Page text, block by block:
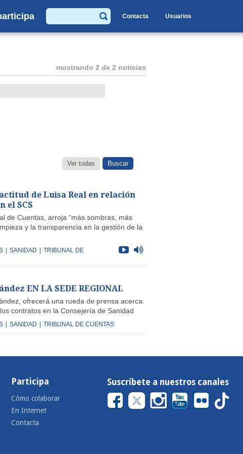
Buscar
Contacta Usuarios
mostrando 2 de 2 noticias
Ver todas
de Luisa Real en relación
el SCS
de Cuentas, arroja “más sombras, más
y la transparencia en la gestión de la
SANIDAD
TRIBUNAL DE
EN LA SEDE REGIONAL
ofrecerá una rueda de prensa acerca
contratos en la Consejería de Sanidad
SANIDAD TRIBUNAL DE CUENTAS
Participa
Cómo colaborar
En Internet
Contacta
Suscríbete a nuestros canales